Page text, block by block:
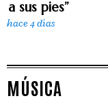
a sus pies”
hace 4 días
MÚSICA